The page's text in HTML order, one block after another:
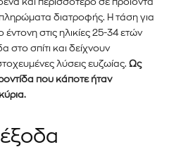
τη διεύθυνση email σας
στο κουμπί εγγραφής
την ιδιωτικότητά σας
μηνύματα. Οι
μαζί μας.
διατροφής. Η τάση για
έντονη στις ηλικίες 25-34 ετών
στο σπίτι και δείχνουν
λύσεις ευζωίας. Ως
που κάποτε ήταν